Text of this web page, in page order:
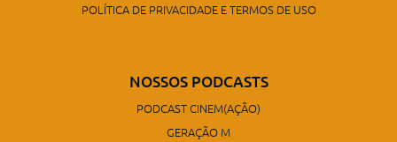
POLÍTICA DE PRIVACIDADE E TERMOS DE USO
NOSSOS PODCASTS
PODCAST CINEM(AÇÃO)
GERAÇÃO M